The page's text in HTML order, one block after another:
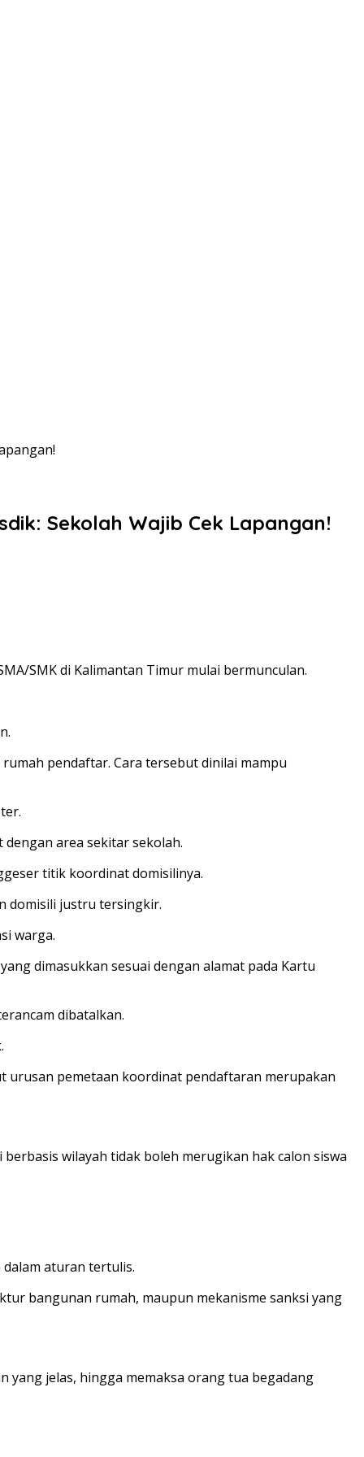
Sekolah Wajib Cek Lapangan!
SMK di Kalimantan Timur mulai bermunculan.
pendaftar. Cara tersebut dinilai mampu
area sekitar sekolah.
titik koordinat domisilinya.
domisili justru tersingkir.
warga.
dimasukkan sesuai dengan alamat pada Kartu
dibatalkan.
urusan pemetaan koordinat pendaftaran merupakan
wilayah tidak boleh merugikan hak calon siswa
dalam aturan tertulis.
bangunan rumah, maupun mekanisme sanksi yang
yang jelas, hingga memaksa orang tua begadang